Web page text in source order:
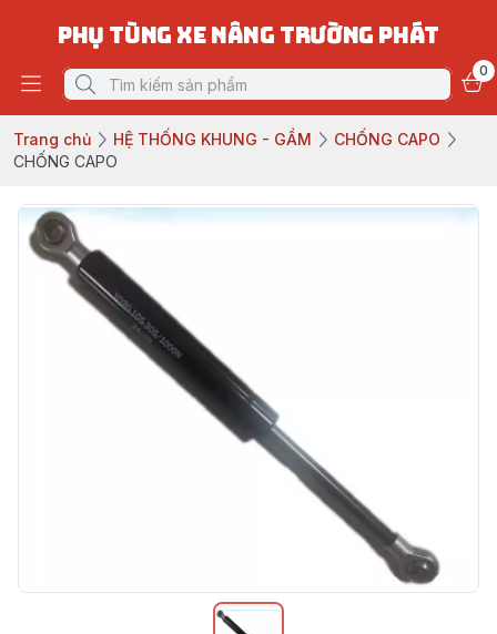
PHỤ TÙNG XE NÂNG TRƯỜNG PHÁT
0
Trang chủ HỆ THỐNG KHUNG - GẦM
CHỐNG CAPO
CHỐNG CAPO